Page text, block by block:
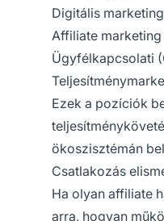
Digitális
Affiliate
Ügyfélkapcsolati
Ezek a pozíciók
ökoszisztémán
Csatlakozás
Ha olyan affiliate
arra, hogyan